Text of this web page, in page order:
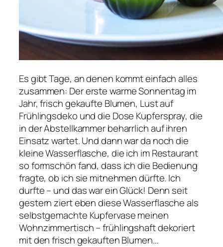
Es gibt Tage, an denen kommt einfach alles
zusammen: Der erste warme Sonnentag im
Jahr, frisch gekaufte Blumen, Lust auf
Frühlingsdeko und die Dose Kupferspray, die
in der Abstellkammer beharrlich auf ihren
Einsatz wartet. Und dann war da noch die
kleine Wasserflasche, die ich im Restaurant
so formschön fand, dass ich die Bedienung
fragte, ob ich sie mitnehmen dürfte. Ich
durfte – und das war ein Glück! Denn seit
gestern ziert eben diese Wasserflasche als
selbstgemachte Kupfervase meinen
Wohnzimmertisch – frühlingshaft dekoriert
mit den frisch gekauften Blumen…